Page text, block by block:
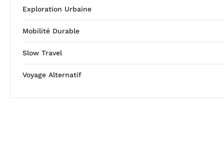
Exploration Urbaine
Mobilité Durable
Slow Travel
Voyage Alternatif